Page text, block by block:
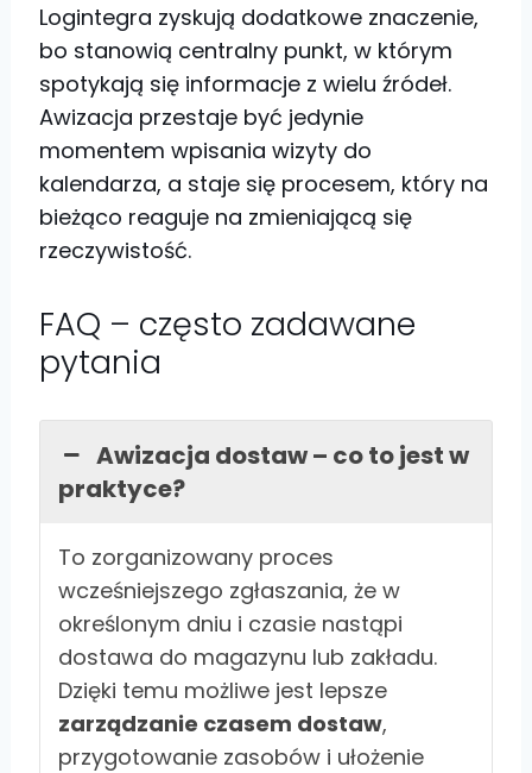
Logintegra zyskują dodatkowe znaczenie,
bo stanowią centralny punkt, w którym
spotykają się informacje z wielu źródeł.
Awizacja przestaje być jedynie
momentem wpisania wizyty do
kalendarza, a staje się procesem, który na
bieżąco reaguje na zmieniającą się
rzeczywistość.
FAQ – często zadawane
pytania
Awizacja dostaw – co to jest w
praktyce?
To zorganizowany proces
wcześniejszego zgłaszania, że w
określonym dniu i czasie nastąpi
dostawa do magazynu lub zakładu.
Dzięki temu możliwe jest lepsze
zarządzanie czasem dostaw,
przygotowanie zasobów i ułożenie